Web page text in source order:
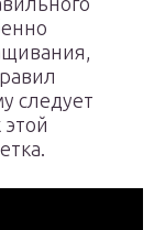
следует